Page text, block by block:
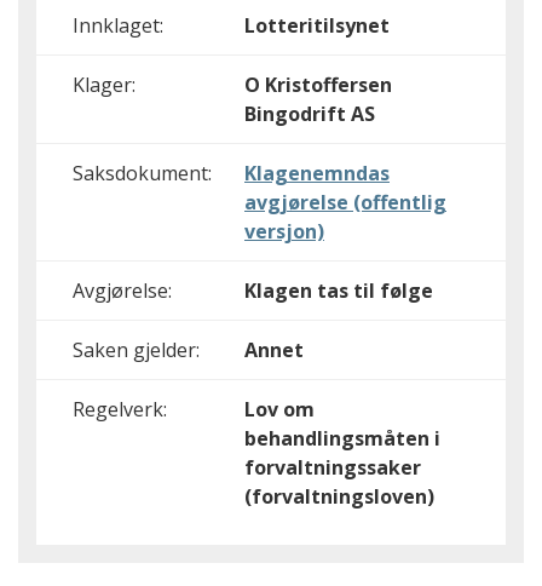
Innklaget: Lotteritilsynet
Klager:
O Kristoffersen
Bingodrift AS
Saksdokument:
Klagenemndas
avgjørelse (offentlig
versjon)
Avgjørelse: Klagen tas til følge
Saken gjelder: Annet
Regelverk:
Lov om
behandlingsmåten i
forvaltningssaker
(forvaltningsloven)